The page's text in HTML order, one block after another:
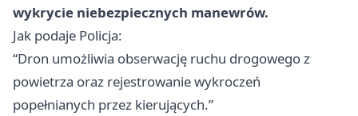
wykrycie niebezpiecznych manewrów.
Jak podaje Policja:
“Dron umożliwia obserwację ruchu drogowego z
powietrza oraz rejestrowanie wykroczeń
popełnianych przez kierujących.”